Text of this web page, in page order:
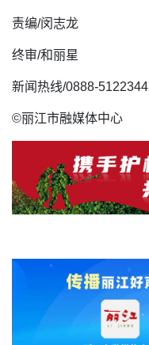
责编/闵志龙
终审/和丽星
新闻热线/0888-5122344
©丽江市融媒体中心